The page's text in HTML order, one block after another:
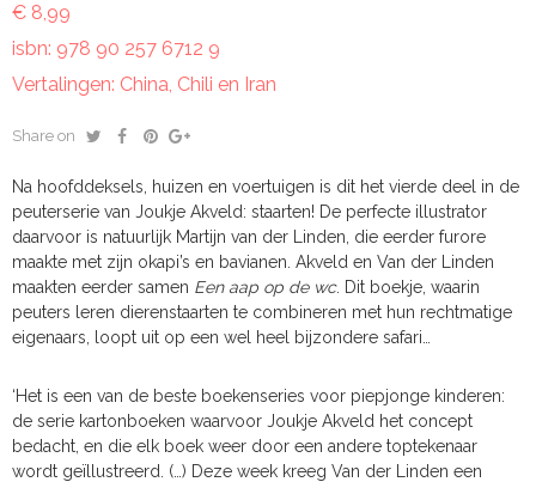
€ 8,99
isbn: 978 90 257 6712 9
Vertalingen: China, Chili en Iran
Share on
Na hoofddeksels, huizen en voertuigen is dit het vierde deel in de
peuterserie van Joukje Akveld: staarten! De perfecte illustrator
daarvoor is natuurlijk Martijn van der Linden, die eerder furore
maakte met zijn okapi’s en bavianen. Akveld en Van der Linden
maakten eerder samen Een aap op de wc. Dit boekje, waarin
peuters leren dierenstaarten te combineren met hun rechtmatige
eigenaars, loopt uit op een wel heel bijzondere safari…
‘Het is een van de beste boekenseries voor piepjonge kinderen:
de serie kartonboeken waarvoor Joukje Akveld het concept
bedacht, en die elk boek weer door een andere toptekenaar
wordt geïllustreerd. (…) Deze week kreeg Van der Linden een